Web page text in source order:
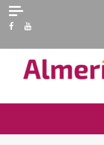
Skip
content
Facebook
Youtube